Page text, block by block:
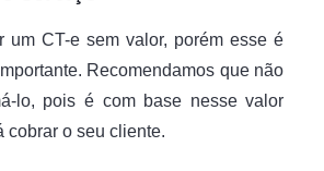
um CT-e sem valor, porém esse é
Recomendamos que não
lo, pois é com base nesse valor
cobrar o seu cliente.